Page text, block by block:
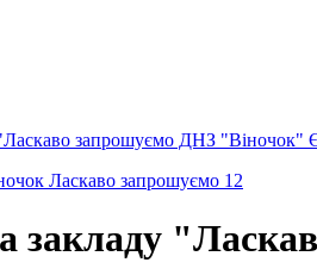
"Ласкаво запрошуємо ДНЗ "Віночок"
закладу